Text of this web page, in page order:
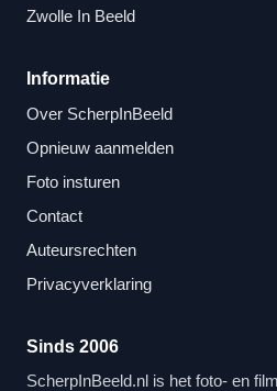
Zwolle In Beeld
Informatie
Over ScherpInBeeld
Opnieuw aanmelden
Foto insturen
Contact
Auteursrechten
Privacyverklaring
Sinds 2006
ScherpInBeeld.nl is het foto- en